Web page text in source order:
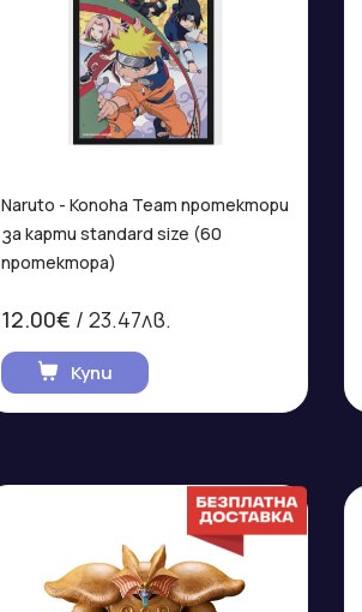
Naruto - Konoha Team протектори
за карти standard size (60
протектора)
12.00€ / 23.47лв.
Купи